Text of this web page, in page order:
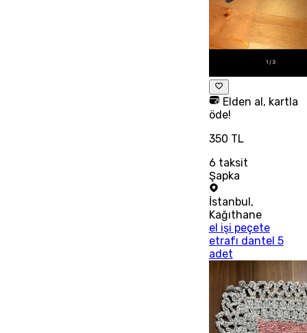
Elden al, kartla
öde!
350 TL
6 taksit
Şapka
İstanbul,
Kağıthane
el işi peçete
etrafı dantel 5
adet